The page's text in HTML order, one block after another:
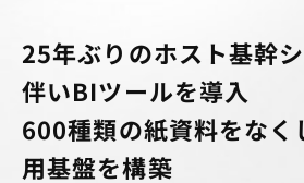
25年ぶりのホスト基幹
伴いBIツールを導入
600種類の紙資料をなく
用基盤を構築